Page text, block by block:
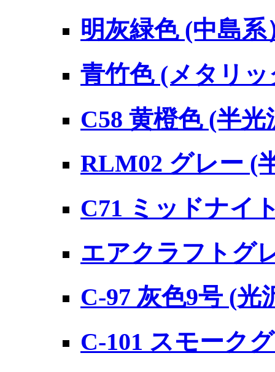
明灰緑色 (中島系
青竹色 (メタリッ
C58 黄橙色 (半光
RLM02 グレー (
C71 ミッドナイ
エアクラフトグ
C-97 灰色9号 (光
C-101 スモーク